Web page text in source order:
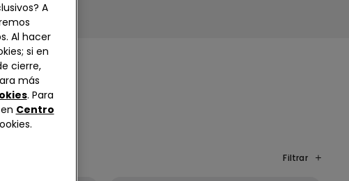
Filtrar
A
Al hacer
si en
cierre,
más
. Para
Centro